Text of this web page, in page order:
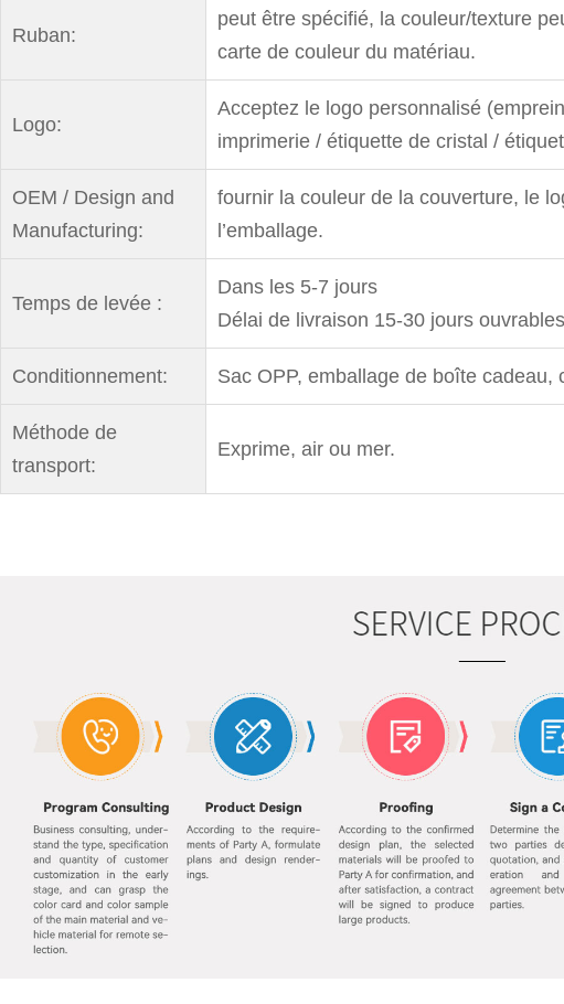
Ruban:
peut être spécifié, la couleur/texture
carte de couleur du matériau.
Logo:
Acceptez le logo personnalisé
imprimerie / étiquette de cristal /
OEM / Design and
Manufacturing:
fournir la couleur de la couverture, le
l’emballage.
Temps de levée :
Dans les 5-7 jours
Délai de livraison 15-30 jours ouvrables
Conditionnement: Sac OPP, emballage de boîte
Méthode de
transport:
Exprime, air ou mer.